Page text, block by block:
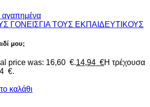
ΓΟΝΕΙΣΓΙΑ ΤΟΥΣ ΕΚΠΑΙΔΕΥΤΙΚΟΥΣ
μου;
price was: 16,60 €.14,94 €Η τρέχουσα
€.
καλάθι